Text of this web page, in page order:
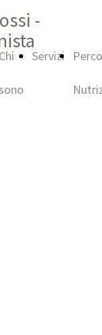
-
Chi Servizi